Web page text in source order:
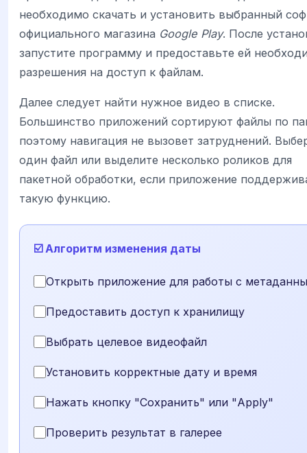
необходимо скачать и установить выбранный
официального магазина Google Play. После
запустите программу и предоставьте ей
разрешения на доступ к файлам.
Далее следует найти нужное видео в списке.
Большинство приложений сортируют файлы по
поэтому навигация не вызовет затруднений.
один файл или выделите несколько роликов для
пакетной обработки, если приложение
такую функцию.
☑️ Алгоритм изменения даты
Открыть приложение для работы с
Предоставить доступ к хранилищу
Выбрать целевое видеофайл
Установить корректные дату и время
Нажать кнопку "Сохранить" или "Apply"
Проверить результат в галерее